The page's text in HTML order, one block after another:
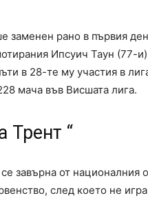
рано в първия
Ипсуич Таун (77-
в 28-те му участия в
мача във Висшата лига.
Трент “
завърна от националния
след което не